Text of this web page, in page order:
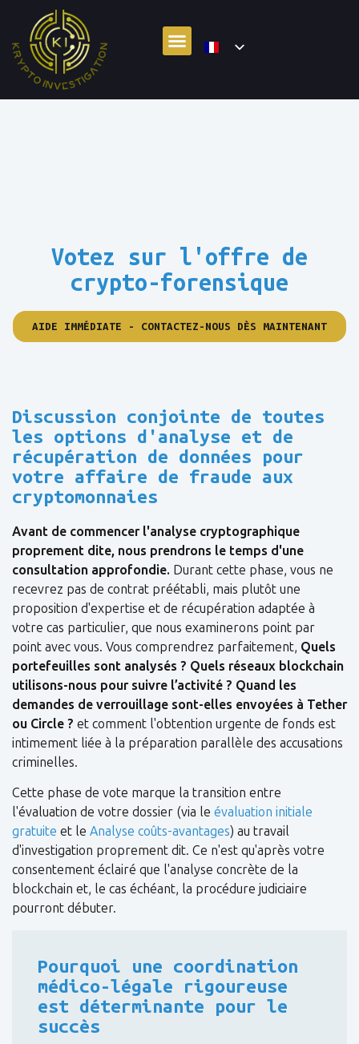
Votez sur l'offre de
crypto-forensique
AIDE IMMÉDIATE - CONTACTEZ-NOUS DÈS MAINTENANT
Discussion conjointe de toutes
les options d'analyse et de
récupération de données pour
votre affaire de fraude aux
cryptomonnaies
Avant de commencer l'analyse cryptographique
proprement dite, nous prendrons le temps d'une
consultation approfondie. Durant cette phase, vous ne
recevrez pas de contrat préétabli, mais plutôt une
proposition d'expertise et de récupération adaptée à
votre cas particulier, que nous examinerons point par
point avec vous. Vous comprendrez parfaitement, Quels
portefeuilles sont analysés ? Quels réseaux blockchain
utilisons-nous pour suivre l’activité ? Quand les
demandes de verrouillage sont-elles envoyées à Tether
ou Circle ? et comment l'obtention urgente de fonds est
intimement liée à la préparation parallèle des accusations
criminelles.
Cette phase de vote marque la transition entre
l'évaluation de votre dossier (via le évaluation initiale
gratuite et le Analyse coûts-avantages) au travail
d'investigation proprement dit. Ce n'est qu'après votre
consentement éclairé que l'analyse concrète de la
blockchain et, le cas échéant, la procédure judiciaire
pourront débuter.
Pourquoi une coordination
médico-légale rigoureuse
est déterminante pour le
succès